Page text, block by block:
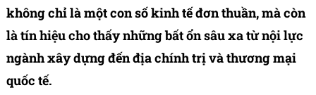
không chỉ là một con số kinh tế đơn thuần, mà còn
là tín hiệu cho thấy những bất ổn sâu xa từ nội lực
ngành xây dựng đến địa chính trị và thương mại
quốc tế.